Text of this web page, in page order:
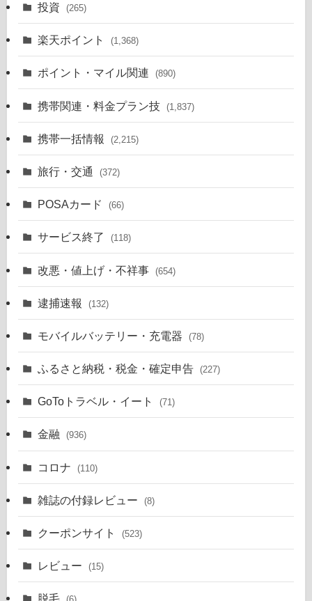
投資 (265)
楽天ポイント (1,368)
ポイント・マイル関連 (890)
携帯関連・料金プラン技 (1,837)
携帯一括情報 (2,215)
旅行・交通 (372)
POSAカード (66)
サービス終了 (118)
改悪・値上げ・不祥事 (654)
逮捕速報 (132)
モバイルバッテリー・充電器 (78)
ふるさと納税・税金・確定申告 (227)
GoToトラベル・イート (71)
金融 (936)
コロナ (110)
雑誌の付録レビュー (8)
クーポンサイト (523)
レビュー (15)
脱毛